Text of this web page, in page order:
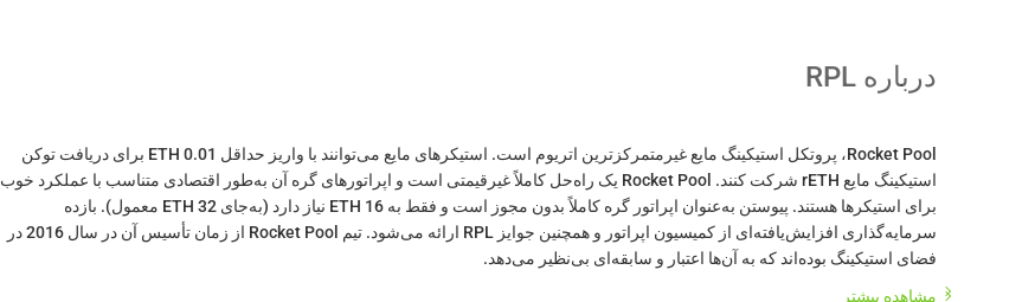
درباره RPL
Rocket Pool، پروتکل استیکینگ مایع غیرمتمرکزترین اتریوم است. استیکرهای مایع می‌توانند با واریز حداقل 0.01 ETH برای دریافت توکن
استیکینگ مایع rETH شرکت کنند. Rocket Pool یک راه‌حل کاملاً غیرقیمتی است و اپراتورهای گره آن به‌طور اقتصادی متناسب با عملکرد خوب
برای استیکرها هستند. پیوستن به‌عنوان اپراتور گره کاملاً بدون مجوز است و فقط به 16 ETH نیاز دارد (به‌جای 32 ETH معمول). بازده
سرمایه‌گذاری افزایش‌یافته‌ای از کمیسیون اپراتور و همچنین جوایز RPL ارائه می‌شود. تیم Rocket Pool از زمان تأسیس آن در سال 2016 در
مشاهده بیشتر